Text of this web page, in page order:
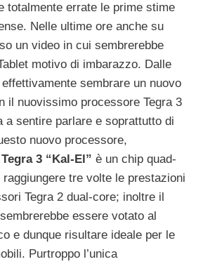
totalmente errate le prime stime
Nelle ultime ore anche su
un video in cui sembrerebbe
motivo di imbarazzo. Dalle
sembrare un nuovo
il nuovissimo processore Tegra 3
a sentire parlare e soprattutto di
nuovo processore,
Tegra 3 “Kal-El” è un chip quad-
tre volte le prestazioni
Tegra 2 dual-core; inoltre il
essere votato al
e dunque risultare ideale per le
Purtroppo l’unica